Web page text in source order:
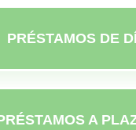
PRÉSTAMOS DE
A